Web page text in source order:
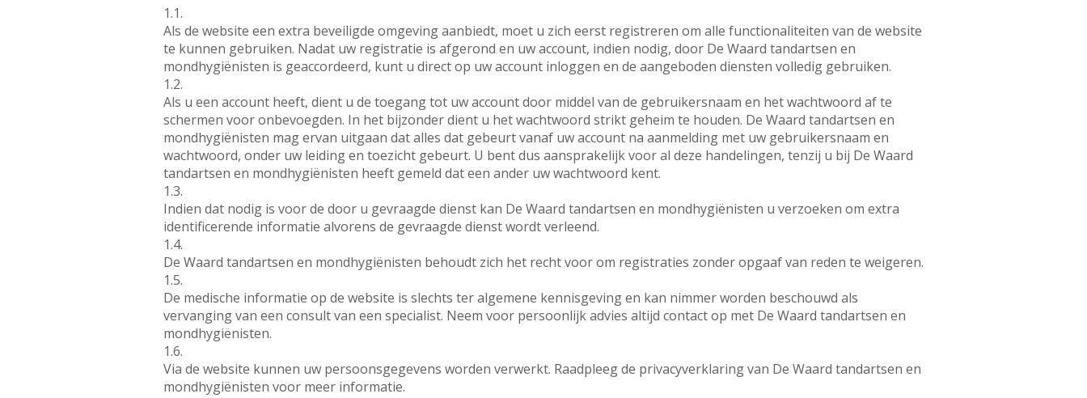
1.1.
Als de website een extra beveiligde omgeving aanbiedt, moet u zich eerst registreren om alle functionaliteiten van de website
te kunnen gebruiken. Nadat uw registratie is afgerond en uw account, indien nodig, door De Waard tandartsen en
mondhygiënisten is geaccordeerd, kunt u direct op uw account inloggen en de aangeboden diensten volledig gebruiken.
1.2.
Als u een account heeft, dient u de toegang tot uw account door middel van de gebruikersnaam en het wachtwoord af te
schermen voor onbevoegden. In het bijzonder dient u het wachtwoord strikt geheim te houden. De Waard tandartsen en
mondhygiënisten mag ervan uitgaan dat alles dat gebeurt vanaf uw account na aanmelding met uw gebruikersnaam en
wachtwoord, onder uw leiding en toezicht gebeurt. U bent dus aansprakelijk voor al deze handelingen, tenzij u bij De Waard
tandartsen en mondhygiënisten heeft gemeld dat een ander uw wachtwoord kent.
1.3.
Indien dat nodig is voor de door u gevraagde dienst kan De Waard tandartsen en mondhygiënisten u verzoeken om extra
identificerende informatie alvorens de gevraagde dienst wordt verleend.
1.4.
De Waard tandartsen en mondhygiënisten behoudt zich het recht voor om registraties zonder opgaaf van reden te weigeren.
1.5.
De medische informatie op de website is slechts ter algemene kennisgeving en kan nimmer worden beschouwd als
vervanging van een consult van een specialist. Neem voor persoonlijk advies altijd contact op met De Waard tandartsen en
mondhygiënisten.
1.6.
Via de website kunnen uw persoonsgegevens worden verwerkt. Raadpleeg de privacyverklaring van De Waard tandartsen en
mondhygiënisten voor meer informatie.